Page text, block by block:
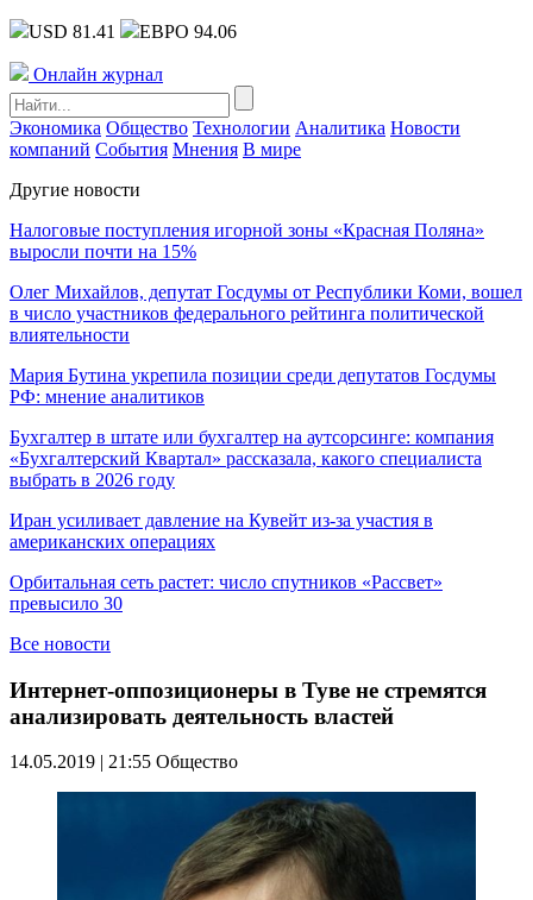
USD 81.41 ЕВРО 94.06
Онлайн журнал
Экономика Общество Технологии Аналитика Новости
компаний События Мнения В мире
Другие новости
Налоговые поступления игорной зоны «Красная Поляна»
выросли почти на 15%
Олег Михайлов, депутат Госдумы от Республики Коми, вошел
в число участников федерального рейтинга политической
влиятельности
Мария Бутина укрепила позиции среди депутатов Госдумы
РФ: мнение аналитиков
Бухгалтер в штате или бухгалтер на аутсорсинге: компания
«Бухгалтерский Квартал» рассказала, какого специалиста
выбрать в 2026 году
Иран усиливает давление на Кувейт из-за участия в
американских операциях
Орбитальная сеть растет: число спутников «Рассвет»
превысило 30
Все новости
Интернет-оппозиционеры в Туве не стремятся
анализировать деятельность властей
14.05.2019 | 21:55 Общество